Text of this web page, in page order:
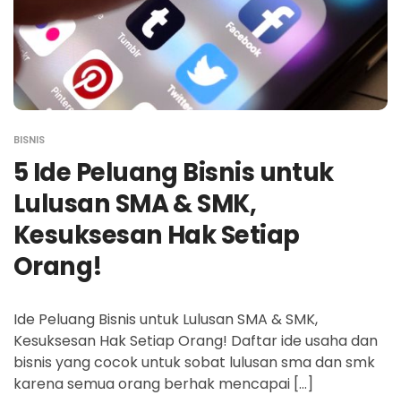
BISNIS
5 Ide Peluang Bisnis untuk
Lulusan SMA & SMK,
Kesuksesan Hak Setiap
Orang!
Ide Peluang Bisnis untuk Lulusan SMA & SMK,
Kesuksesan Hak Setiap Orang! Daftar ide usaha dan
bisnis yang cocok untuk sobat lulusan sma dan smk
karena semua orang berhak mencapai […]